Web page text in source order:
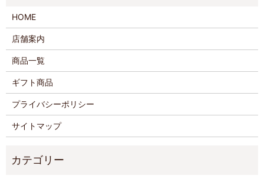
HOME
店舗案内
商品一覧
ギフト商品
プライバシーポリシー
サイトマップ